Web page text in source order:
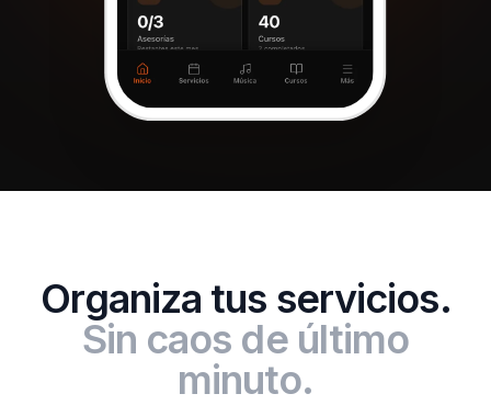
Organiza tus servicios.
Sin caos de último
minuto.